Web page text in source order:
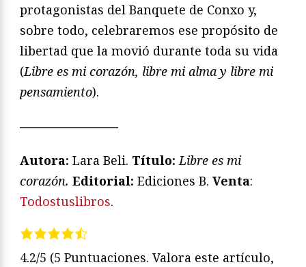
protagonistas del Banquete de Conxo y,
sobre todo, celebraremos ese propósito de
libertad que la movió durante toda su vida
(Libre es mi corazón, libre mi alma y libre mi
pensamiento).
————————
Autora: Lara Beli. Título: Libre es mi
corazón. Editorial: Ediciones B. Venta:
Todostuslibros.
4.2/5 (5 Puntuaciones. Valora este artículo,